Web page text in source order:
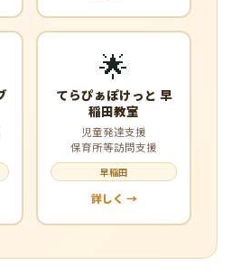
🌟
てらぴぁぽけっと 早
稲田教室
児童発達支援
保育所等訪問支援
早稲田
詳しく →